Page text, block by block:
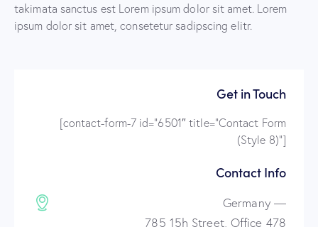
takimata sanctus est Lorem ipsum dolor sit amet. Lorem
ipsum dolor sit amet, consetetur sadipscing elitr.
Get in Touch
[contact-form-7 id=”6501″ title=”Contact Form
(Style 8)”]
Contact Info
Germany —
785 15h Street, Office 478